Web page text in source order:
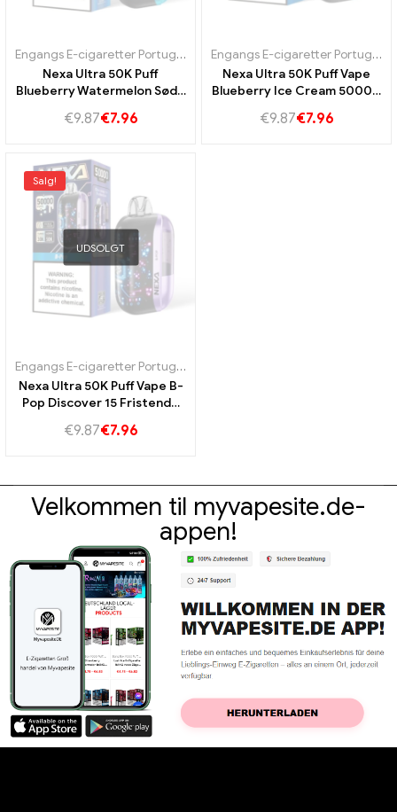
Engangs E-cigaretter Portugal Engangs e-cigaretter Sverige,
Nexa Ultra 50K Puff
Blueberry Watermelon Søde
for en langvarig blid og
frugtoplevelse
€9.87€7.96
Engangs E-cigaretter Portugal
Nexa Ultra 50K Puff Vape
Blueberry Ice Cream 50000
€9.87€7.96
Salg!
UDSOLGT
Engangs E-cigaretter Portugal
Nexa Ultra 50K Puff Vape B-
Pop Discover 15 Fristende
dampoplevelse
€9.87€7.96
Velkommen til myvapesite.de-
appen!